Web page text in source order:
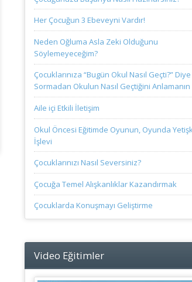
Her Çocuğun 3 Ebeveyni Vardır!
Neden Oğluma Asla Zeki Olduğunu
Söylemeyeceğim?
Çocuklarınıza “Bugün Okul Nasıl Geçti?” Diye
Sormadan Okulun Nasıl Geçtiğini Anlamanın
Aile içi Etkili İletişim
Okul Öncesi Eğitimde Oyunun, Oyunda
İşlevi
Çocuklarınızı Nasıl Seversiniz?
Çocuğa Temel Alışkanlıklar Kazandırmak
Çocuklarda Konuşmayı Geliştirme
Video Eğitimler